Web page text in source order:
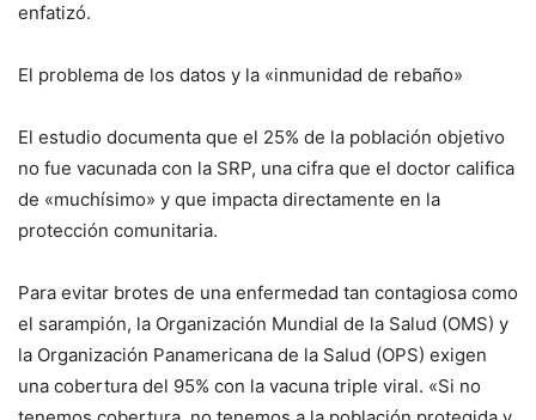
enfatizó.
El problema de los datos y la «inmunidad de rebaño»
El estudio documenta que el 25% de la población objetivo
no fue vacunada con la SRP, una cifra que el doctor califica
de «muchísimo» y que impacta directamente en la
protección comunitaria.
Para evitar brotes de una enfermedad tan contagiosa como
el sarampión, la Organización Mundial de la Salud (OMS) y
la Organización Panamericana de la Salud (OPS) exigen
una cobertura del 95% con la vacuna triple viral. «Si no